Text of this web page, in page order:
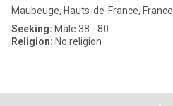
Maubeuge, Hauts-de-France, France
Seeking: Male 38 - 80
Religion: No religion